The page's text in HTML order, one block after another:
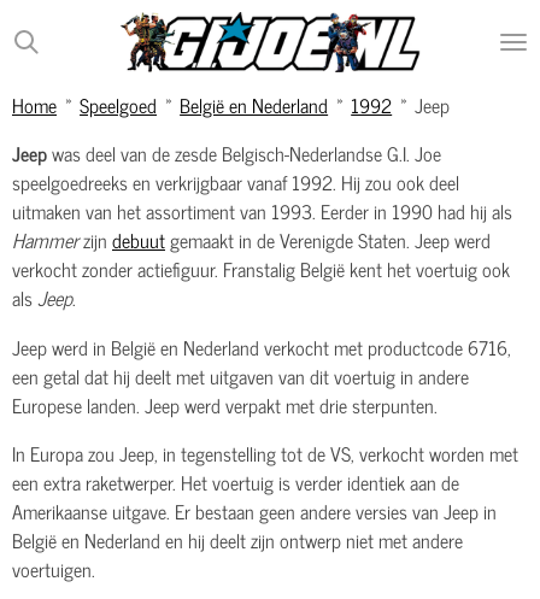
Ga
direct
de
Home » Speelgoed » België en Nederland » 1992 » Jeep
Jeepwas deel van de zesde Belgisch-Nederlandse G.I. Joe
speelgoedreeks en verkrijgbaar vanaf 1992. Hij zou ook deel
uitmaken van het assortiment van 1993. Eerder in 1990 had hij als
Hammerzijndebuutgemaakt in de Verenigde Staten. Jeep werd
verkocht zonder actiefiguur. Franstalig België kent het voertuig ook
alsJeep.
Jeep werd in België en Nederland verkocht met productcode 6716,
een getal dat hij deelt met uitgaven van dit voertuig in andere
Europese landen. Jeep werd verpakt met drie sterpunten.
In Europa zou Jeep, in tegenstelling tot de VS, verkocht worden met
een extra raketwerper. Het voertuig is verder identiek aan de
Amerikaanse uitgave. Er bestaan geen andere versies van Jeep in
België en Nederland en hij deelt zijn ontwerp niet met andere
voertuigen.